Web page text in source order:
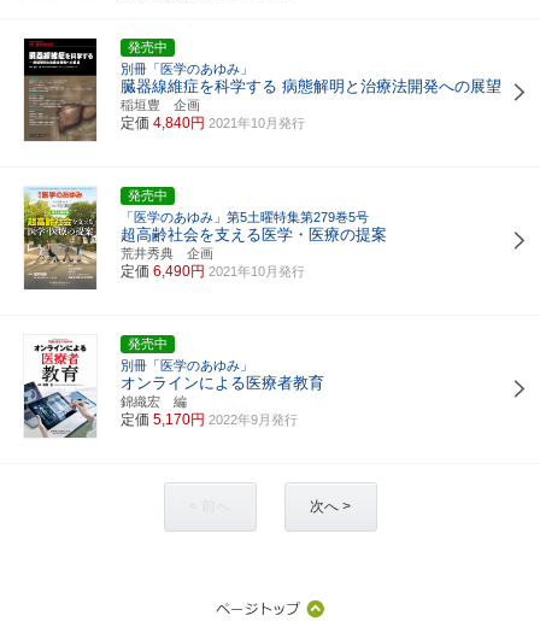
発売中
別冊「医学のあゆみ」
臓器線維症を科学する 病態解明と治療法開発への展望
稲垣豊 企画
定価 4,840円 2021年10月発行
発売中
「医学のあゆみ」第5土曜特集第279巻5号
超高齢社会を支える医学・医療の提案
荒井秀典 企画
定価 6,490円 2021年10月発行
発売中
別冊「医学のあゆみ」
オンラインによる医療者教育
錦織宏 編
定価 5,170円 2022年9月発行
次へ >